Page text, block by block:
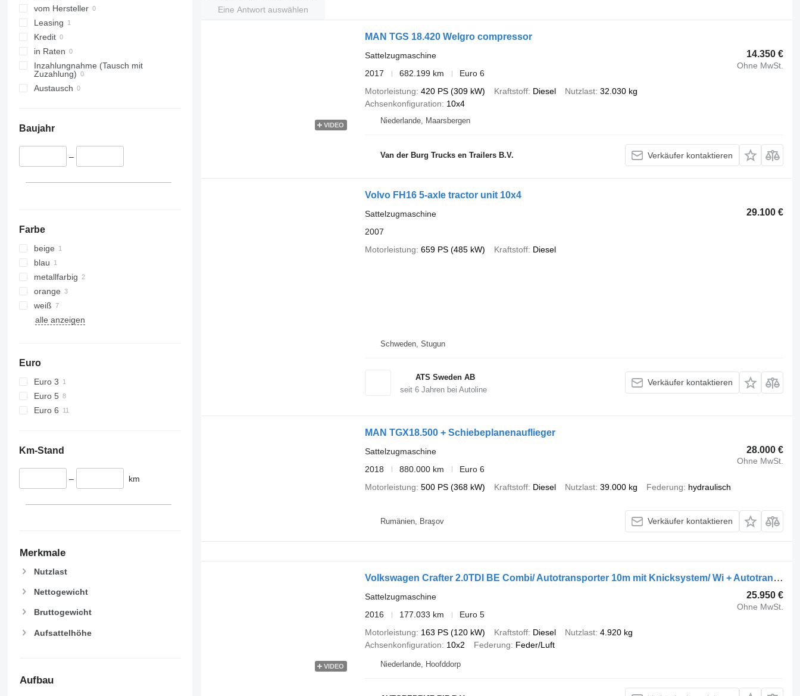
vom Hersteller
Leasing
Kredit
in Raten
Inzahlungnahme (Tausch mit
Zuzahlung)
Austausch
Baujahr
–
Farbe
beige
blau
metallfarbig
orange
weiß
alle anzeigen
Euro
Euro 3
Euro 5
Euro 6
Km-Stand
– km
Merkmale
Nutzlast
Nettogewicht
Bruttogewicht
Aufsattelhöhe
Aufbau
Eine Antwort auswählen
VIDEO
MAN TGS 18.420 Welgro compressor
14.350 €
Ohne MwSt.
Sattelzugmaschine
2017
682.199 km
Euro 6
Motorleistung 420 PS (309 kW) Kraftstoff Diesel Nutzlast 32.030 kg
Achsenkonfiguration
10x4
Niederlande, Maarsbergen
Van der Burg Trucks en Trailers B.V. Verkäufer kontaktieren
Volvo FH16 5-axle tractor unit 10x4
29.100 €
Sattelzugmaschine
2007
Motorleistung 659 PS (485 kW) Kraftstoff Diesel
Schweden, Stugun
ATS Sweden AB
seit 6Jahren bei Autoline
Verkäufer kontaktieren
MAN TGX18.500 + Schiebeplanenauflieger
28.000 €
Ohne MwSt.
Sattelzugmaschine
2018
880.000 km
Euro 6
Motorleistung 500 PS (368 kW) Kraftstoff Diesel Nutzlast 39.000 kg Federung hydraulisch
Rumänien, Braşov Verkäufer kontaktieren
VIDEO
Volkswagen Crafter 2.0TDI BE Combi/ Autotransporter 10m mit Knicksystem/ Wi + Autotransporter Auflieger
25.950 €
Ohne MwSt.
Sattelzugmaschine
2016
177.033 km
Euro 5
Motorleistung
163 PS (120 kW) Kraftstoff Diesel Nutzlast 4.920 kg
Achsenkonfiguration
10x2 Federung Feder/Luft
Niederlande, Hoofddorp